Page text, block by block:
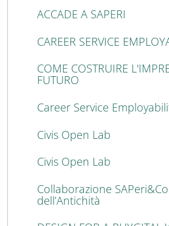
ACCADE A SAPERI
CAREER SERVICE
COME COSTRUIRE
FUTURO
Career Service
Civis Open Lab
Civis Open Lab
Collaborazione
dell’Antichità